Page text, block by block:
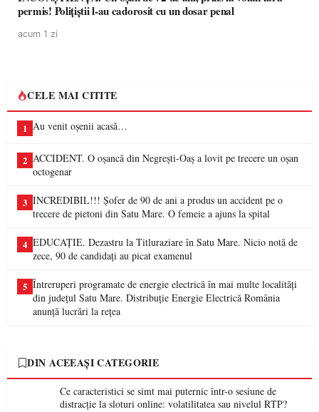
permis! Polițiștii l-au cadorosit cu un dosar penal
acum 1 zi
CELE MAI CITITE
1 Au venit oșenii acasă…
2 ACCIDENT. O oșancă din Negrești-Oaș a lovit pe trecere un oșan
octogenar
3 INCREDIBIL!!! Șofer de 90 de ani a produs un accident pe o
trecere de pietoni din Satu Mare. O femeie a ajuns la spital
4 EDUCAȚIE. Dezastru la Titluraziare în Satu Mare. Nicio notă de
zece, 90 de candidați au picat examenul
5 Întreruperi programate de energie electrică în mai multe localități
din județul Satu Mare. Distribuție Energie Electrică România
anunță lucrări la rețea
DIN ACEEAȘI CATEGORIE
Ce caracteristici se simt mai puternic într-o sesiune de
distracție la sloturi online: volatilitatea sau nivelul RTP?